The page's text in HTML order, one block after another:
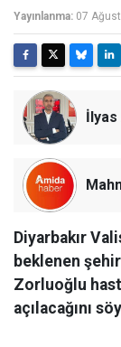
Yayınlanma: 07
İlyas
Diyarbakır
beklenen
Zorluoğlu
açılacağını